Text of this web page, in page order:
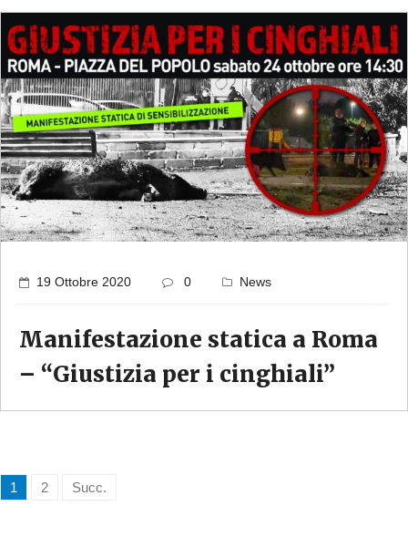
19 Ottobre 2020 0 News
Manifestazione statica a Roma
– “Giustizia per i cinghiali”
1 2 Succ.